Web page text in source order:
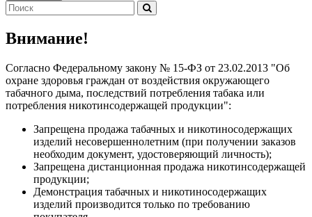
Внимание!
Согласно Федеральному закону № 15-ФЗ от 23.02.2013 "Об
охране здоровья граждан от воздействия окружающего
табачного дыма, последствий потребления табака или
потребления никотинсодержащей продукции":
Запрещена продажа табачных и никотиносодержащих
изделий несовершеннолетним (при получении заказов
необходим документ, удостоверяющий личность);
Запрещена дистанционная продажа никотинсодержащей
продукции;
Демонстрация табачных и никотиносодержащих
изделий производится только по требованию